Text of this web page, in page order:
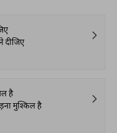
दीजिए
है
मुश्किल है